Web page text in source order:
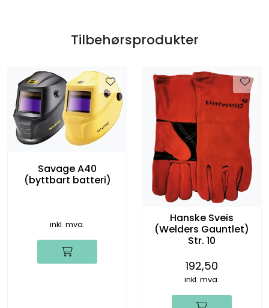
Tilbehørsprodukter
Savage A40
(byttbart batteri)
inkl. mva.
Hanske Sveis
(Welders Gauntlet)
Str. 10
192,50
inkl. mva.